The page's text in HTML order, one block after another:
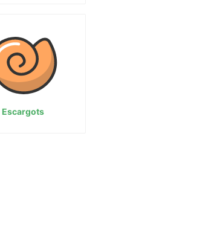
Escargots